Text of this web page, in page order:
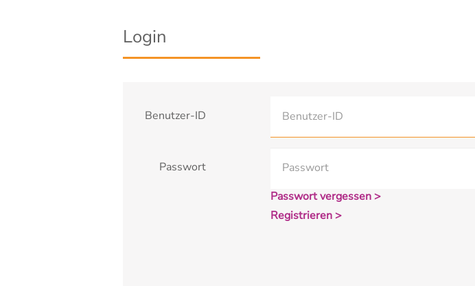
Login
Benutzer-ID
Passwort
Passwort vergessen >
Registrieren >